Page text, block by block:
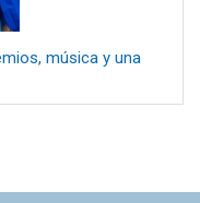
música y una